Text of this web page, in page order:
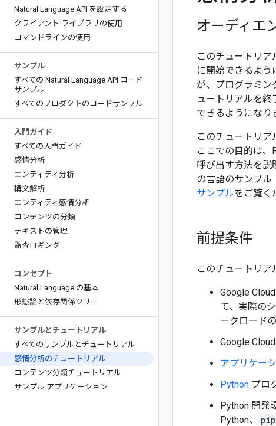
Natural Language API を設定する
クライアント ライブラリの使用
コマンドラインの使用
サンプル
すべての Natural Language API コード
サンプル
すべてのプロダクトのコードサンプル
入門ガイド
すべての入門ガイド
感情分析
エンティティ分析
構文解析
エンティティ感情分析
コンテンツの分類
テキストの管理
監査ロギング
コンセプト
Natural Language の基本
形態論と依存関係ツリー
サンプルとチュートリアル
すべてのサンプルとチュートリアル
感情分析のチュートリアル
コンテンツ分類チュートリアル
サンプル アプリケーション
オーディエ
このチュートリア
に開始できるよ
が、プログラミン
ュートリアルを終
できるようになり
このチュートリア
ここでの目的は、
呼び出す方法を説
の言語のサンプル
サンプルをご覧く
前提条件
このチュートリア
Google
て、実際の
ークロード
Google
アプリケー
Python プロ
Python 開発
Python、
pip